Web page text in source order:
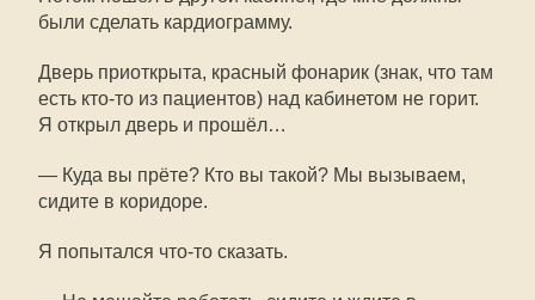
были сделать кардиограмму.
Дверь приоткрыта, красный фонарик (знак, что там
есть кто-то из пациентов) над кабинетом не горит.
Я открыл дверь и прошёл…
— Куда вы прёте? Кто вы такой? Мы вызываем,
сидите в коридоре.
Я попытался что-то сказать.